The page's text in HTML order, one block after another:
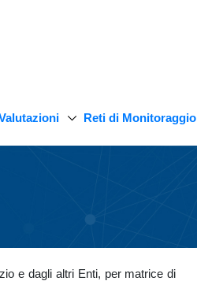
Reti di Monitoraggio
e dagli altri Enti, per matrice di